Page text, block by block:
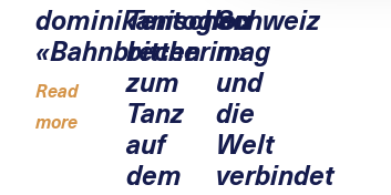
dominikanischen
«Bahnbrecherin»
Read
more
Tentoglou
bitten
zum
Tanz
auf
dem
Schweiz
mag
und
die
Welt
verbindet